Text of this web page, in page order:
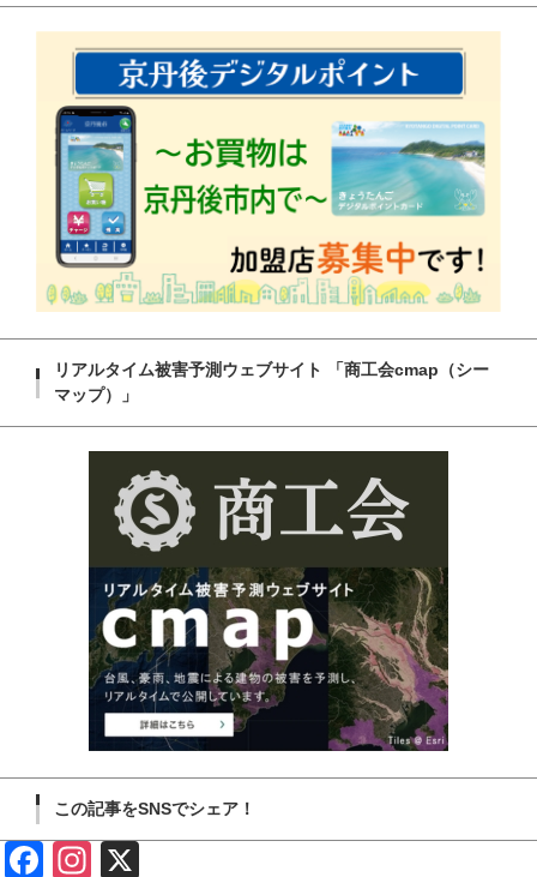
リアルタイム被害予測ウェブサイト 「商工会cmap（シー
マップ）」
この記事をSNSでシェア！
Face Insta